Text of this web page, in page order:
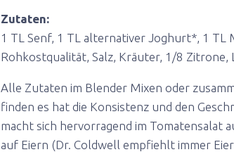
Zutaten:
1 TL Senf, 1 TL alternativer Joghurt*, 1 TL
Rohkostqualität, Salz, Kräuter, 1/8 Zitrone,
Alle Zutaten im Blender Mixen oder
finden es hat die Konsistenz und den
macht sich hervorragend im Tomatensalat
auf Eiern (Dr. Coldwell empfiehlt immer